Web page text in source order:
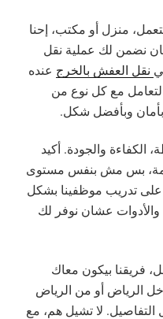
منزل أو مكتب، إحنا
نضمن لك عملية نقل
نقل العفش بالخرج عنده
مع كل نوع من
وبأفضل شكل.
الكفاءة والجودة. أكيد
بس مش بنفس مستوى
على تدريب موظفينا بشكل
عشان نوفر لك
فريقنا بيكون معاك
الرياض أو من الرياض
التفاصيل. لا تشيل هم، مع